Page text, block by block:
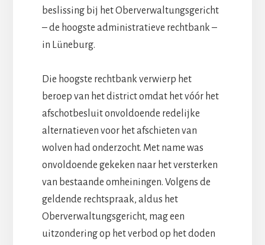
beslissing bij het Oberverwaltungsgericht
– de hoogste administratieve rechtbank –
in Lüneburg.
Die hoogste rechtbank verwierp het
beroep van het district omdat het vóór het
afschotbesluit onvoldoende redelijke
alternatieven voor het afschieten van
wolven had onderzocht. Met name was
onvoldoende gekeken naar het versterken
van bestaande omheiningen. Volgens de
geldende rechtspraak, aldus het
Oberverwaltungsgericht, mag een
uitzondering op het verbod op het doden